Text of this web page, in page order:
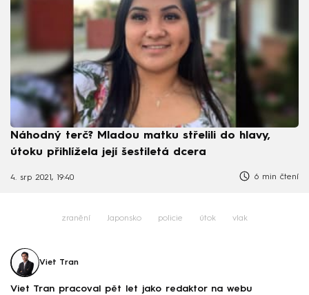
Náhodný terč? Mladou matku střelili do hlavy,
útoku přihlížela její šestiletá dcera
4. srp 2021, 19:40 6 min čtení
zranění Japonsko policie útok vlak
Viet Tran
Viet Tran pracoval pět let jako redaktor na webu